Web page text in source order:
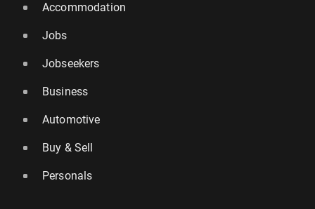
Accommodation
Jobs
Jobseekers
Business
Automotive
Buy & Sell
Personals